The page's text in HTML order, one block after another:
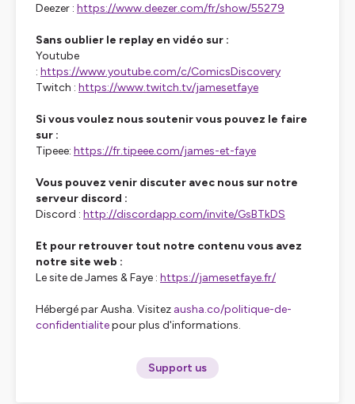
Deezer : https://www.deezer.com/fr/show/55279
Sans oublier le replay en vidéo sur :
Youtube
: https://www.youtube.com/c/ComicsDiscovery
Twitch : https://www.twitch.tv/jamesetfaye
Si vous voulez nous soutenir vous pouvez le faire
sur :
Tipeee: https://fr.tipeee.com/james-et-faye
Vous pouvez venir discuter avec nous sur notre
serveur discord :
Discord : http://discordapp.com/invite/GsBTkDS
Et pour retrouver tout notre contenu vous avez
notre site web :
Le site de James & Faye : https://jamesetfaye.fr/
Hébergé par Ausha. Visitez ausha.co/politique-de-
confidentialitepour plus d'informations.
Support us